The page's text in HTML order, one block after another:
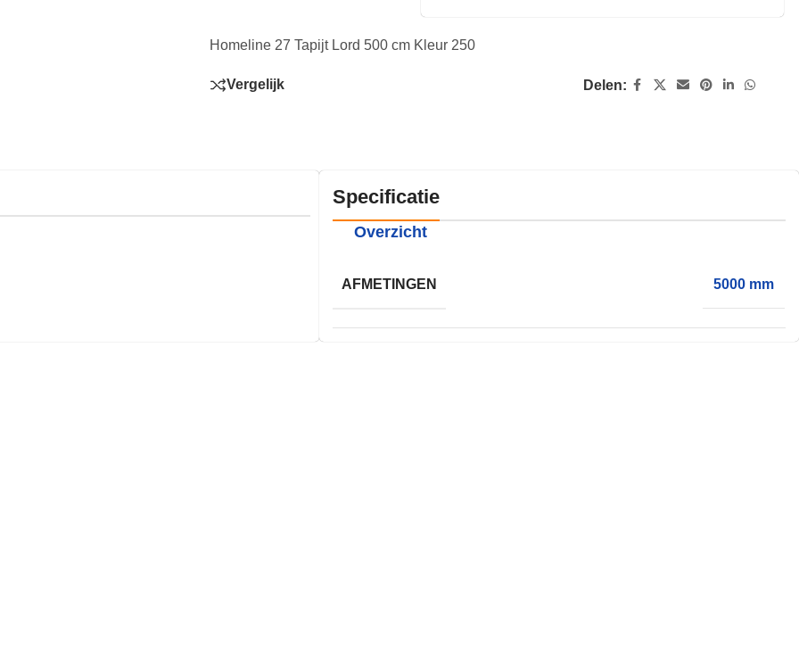
Homeline 27 Tapijt Lord 500 cm Kleur 250
Vergelijk Delen:
Specificatie
Overzicht
AFMETINGEN 5000 mm